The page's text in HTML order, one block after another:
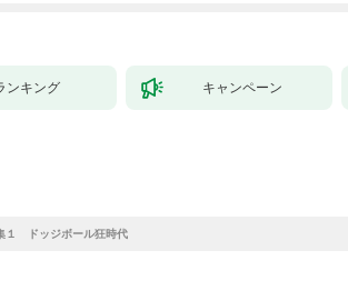
ンキング キャンペーン
ドッジボール狂時代